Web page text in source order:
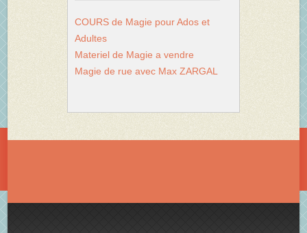
COURS de Magie pour Ados et
Adultes
Materiel de Magie a vendre
Magie de rue avec Max ZARGAL